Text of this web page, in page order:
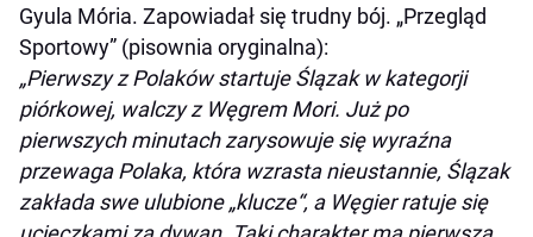
Gyula Mória. Zapowiadał się trudny bój. „Przegląd
Sportowy” (pisownia oryginalna):
„Pierwszy z Polaków startuje Ślązak w kategorji
piórkowej, walczy z Węgrem Mori. Już po
pierwszych minutach zarysowuje się wyraźna
przewaga Polaka, która wzrasta nieustannie, Ślązak
zakłada swe ulubione „klucze“, a Węgier ratuje się